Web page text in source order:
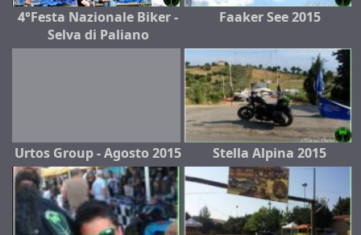
4°Festa Nazionale Biker -
Selva di Paliano
Faaker See 2015
Urtos Group - Agosto 2015 Stella Alpina 2015